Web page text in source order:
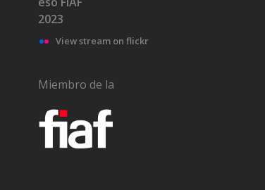
View stream on flickr
Miembro de la